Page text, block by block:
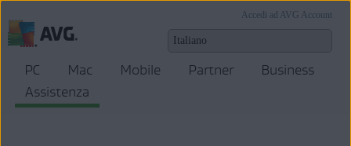
Accedi ad AVG Account
PC Mac Mobile Partner
Business
Assistenza